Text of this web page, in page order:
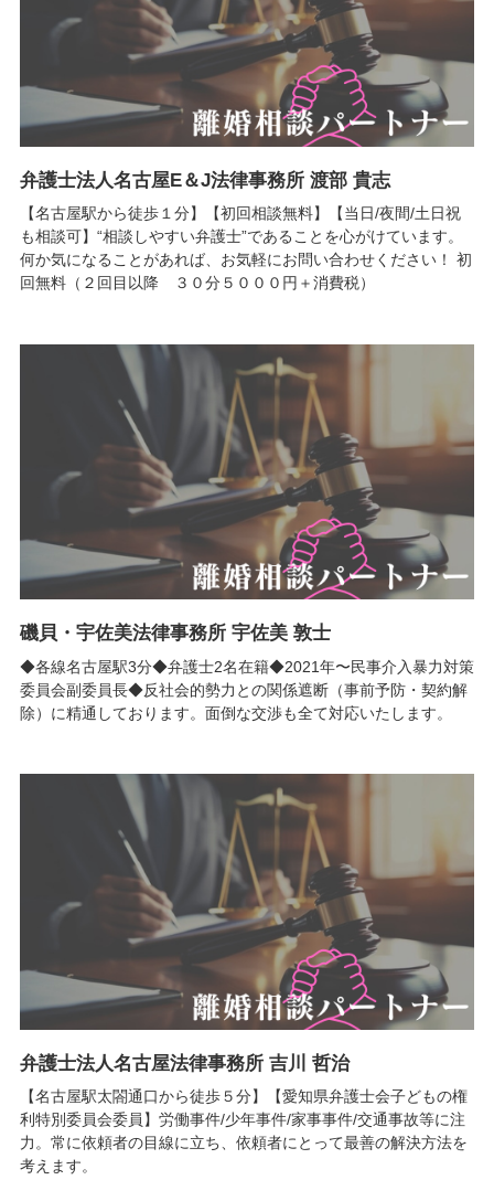
弁護士法人名古屋E＆J法律事務所 渡部 貴志
【名古屋駅から徒歩１分】【初回相談無料】【当日/夜間/土日祝
も相談可】“相談しやすい弁護士”であることを心がけています。
何か気になることがあれば、お気軽にお問い合わせください！ 初
回無料（２回目以降 ３０分５０００円＋消費税）
磯貝・宇佐美法律事務所 宇佐美 敦士
◆各線名古屋駅3分◆弁護士2名在籍◆2021年〜民事介入暴力対策
委員会副委員長◆反社会的勢力との関係遮断（事前予防・契約解
除）に精通しております。面倒な交渉も全て対応いたします。
弁護士法人名古屋法律事務所 吉川 哲治
【名古屋駅太閤通口から徒歩５分】【愛知県弁護士会子どもの権
利特別委員会委員】労働事件/少年事件/家事事件/交通事故等に注
力。常に依頼者の目線に立ち、依頼者にとって最善の解決方法を
考えます。